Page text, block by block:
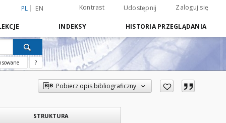
PL EN Kontrast Udostępnij Zaloguj się
INDEKSY HISTORIA PRZEGLĄDANIA
?
Pobierz opis bibliograficzny
STRUKTURA